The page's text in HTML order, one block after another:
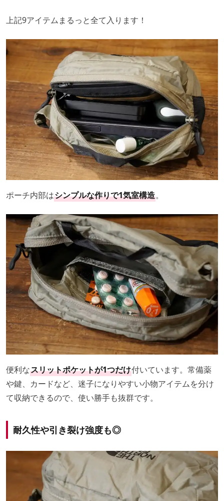
上記9アイテムまるっと全て入ります！
ポーチ内部はシンプルな作りで1気室構造。
便利なスリットポケットが1つだけ付いています。常備薬
や鍵、カードなど、迷子になりやすい小物アイテムを分け
て収納できるので、使い勝手も抜群です。
耐久性や引き裂け強度も◎